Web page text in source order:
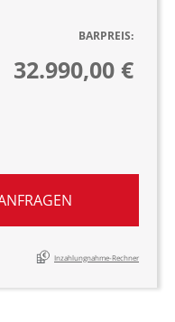
BARPREIS:
32.990,00 €
Inzahlungnahme-Rechner